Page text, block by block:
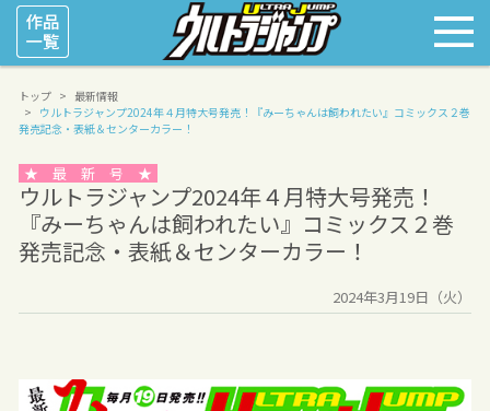
トップ
最新情報
ウルトラジャンプ2024年４月特大号発売！
『みーちゃんは飼われたい』コミックス２巻
発売記念・表紙＆センターカラー！
★ 最 新 号 ★
ウルトラジャンプ2024年４月特大号発売！
『みーちゃんは飼われたい』コミックス２巻
発売記念・表紙＆センターカラー！
2024年3月19日（火）